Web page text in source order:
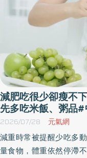
減肥吃很少卻瘦不
先多吃米飯、粥品
2026/07/28 元氣網
減重時常被提醒少吃多
量食物，體重依然停滯